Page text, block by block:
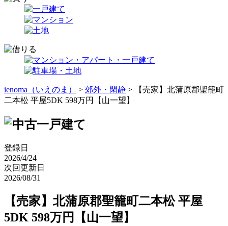
ienoma（いえのま） > 郊外・閑静 > 【売家】北蒲原郡聖籠町
二本松 平屋5DK 598万円【山一望】
登録日
2026/4/24
次回更新日
2026/08/31
【売家】北蒲原郡聖籠町二本松 平屋
5DK 598万円【山一望】